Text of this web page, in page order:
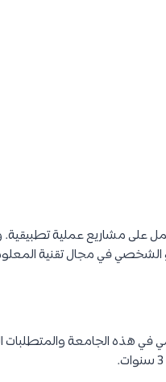
على مشاريع عملية
الشخصي في مجال تقنية
في هذه الجامعة والمتطلبات